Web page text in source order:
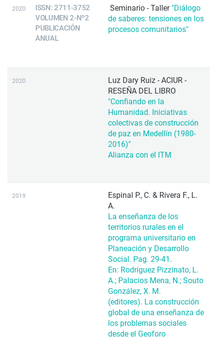
2020
ISSN: 2711-3752
VOLUMEN 2-Nº2
PUBLICACIÓN
ANUAL
Seminario - Taller "Diálogo
de saberes: tensiones en los
procesos comunitarios"
2020
Luz Dary Ruiz - ACIUR -
RESEÑA DEL LIBRO
"Confiando en la
Humanidad. Iniciativas
colectivas de construcción
de paz en Medellín (1980-
2016)"
Alianza con el ITM
2019
Espinal P., C. & Rivera F., L.
A.
La enseñanza de los
territorios rurales en el
programa universitario en
Planeación y Desarrollo
Social. Pag. 29-41.
En: Rodríguez Pizzinato, L.
A.; Palacios Mena, N.; Souto
González, X. M.
(editores). La construcción
global de una enseñanza de
los problemas sociales
desde el Geoforo